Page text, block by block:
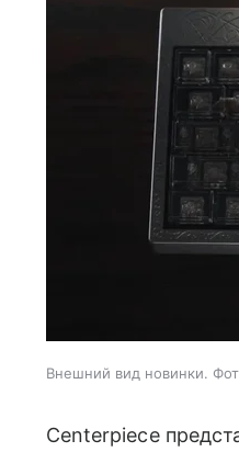
Внешний вид новинки.
Centerpiece